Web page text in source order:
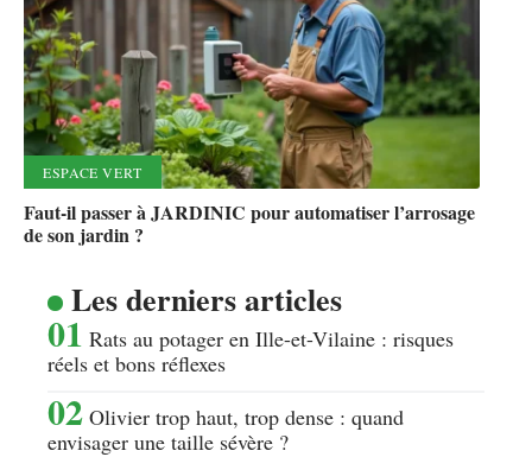
ESPACE VERT
Faut-il passer à JARDINIC pour automatiser l’arrosage
de son jardin ?
Les derniers articles
Rats au potager en Ille-et-Vilaine : risques
réels et bons réflexes
Olivier trop haut, trop dense : quand
envisager une taille sévère ?